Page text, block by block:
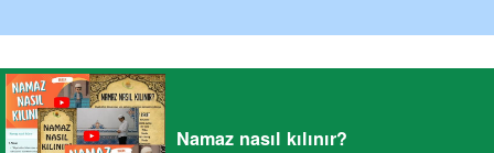
Namaz nasıl kılınır?